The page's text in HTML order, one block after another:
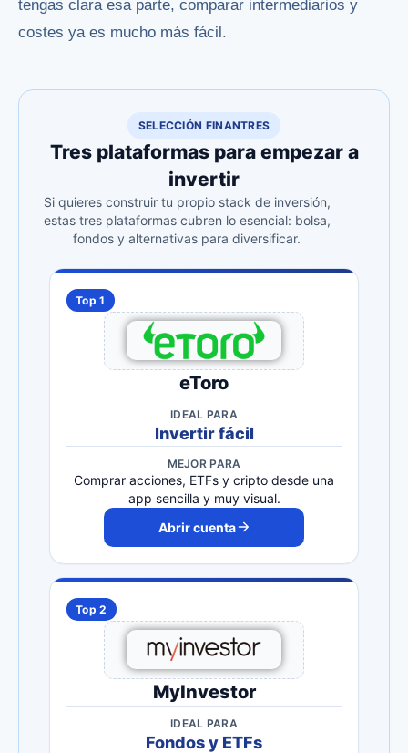
tengas clara esa parte, comparar intermediarios y
costes ya es mucho más fácil.
SELECCIÓN FINANTRES
Tres plataformas para empezar a
invertir
Si quieres construir tu propio stack de inversión,
estas tres plataformas cubren lo esencial: bolsa,
fondos y alternativas para diversificar.
Top 1
eToro
IDEAL PARA
Invertir fácil
MEJOR PARA
Comprar acciones, ETFs y cripto desde una
app sencilla y muy visual.
Abrir cuenta
Top 2
MyInvestor
IDEAL PARA
Fondos y ETFs